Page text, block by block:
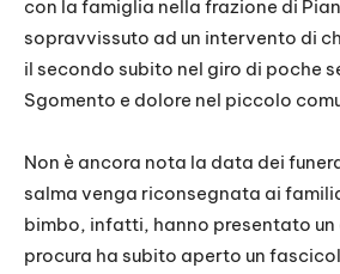
con la famiglia nella frazione di
sopravvissuto ad un intervento di
il secondo subito nel giro di poche
Sgomento e dolore nel piccolo
Non è ancora nota la data dei
salma venga riconsegnata ai
bimbo, infatti, hanno presentato un
procura ha subito aperto un